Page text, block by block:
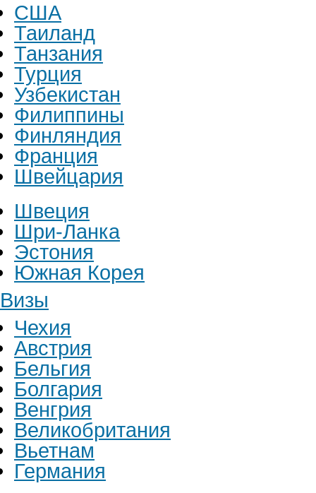
США
Таиланд
Танзания
Турция
Узбекистан
Филиппины
Финляндия
Франция
Швейцария
Швеция
Шри-Ланка
Эстония
Южная Корея
Визы
Чехия
Австрия
Бельгия
Болгария
Венгрия
Великобритания
Вьетнам
Германия